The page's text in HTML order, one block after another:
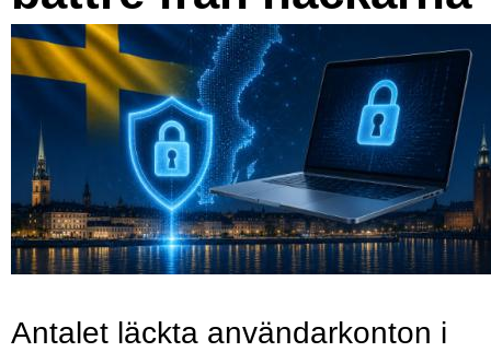
Antalet läckta användarkonton i